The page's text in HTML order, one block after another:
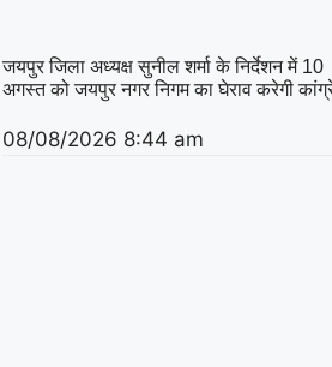
जयपुर जिला अध्यक्ष सुनील शर्मा के निर्देशन में 10
अगस्त को जयपुर नगर निगम का घेराव करेगी
08/08/2026 8:44 am